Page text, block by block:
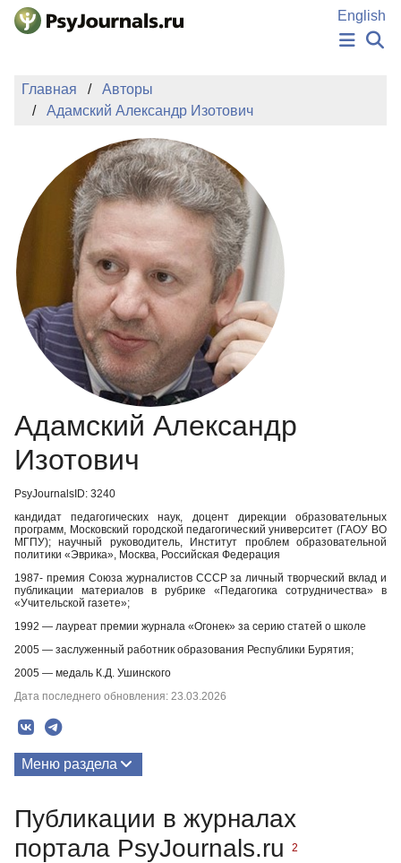
Перейти к основному содержанию
English
ИЗДАНИЯ
АВТОРЫ
ПОДАТЬ РУКОПИСЬ
БАЗА ЗНАНИЙ
КЛЮЧЕВЫЕ СЛОВА
Регистрация
Главная
Авторы
Адамский Александр Изотович
Адамский Александр
Изотович
PsyJournalsID: 3240
кандидат педагогических наук, доцент дирекции образовательных
программ, Московский городской педагогический университет (ГАОУ ВО
МГПУ); научный руководитель, Институт проблем образовательной
политики «Эврика», Москва, Российская Федерация
1987- премия Союза журналистов СССР за личный творческий вклад и
публикации материалов в рубрике «Педагогика сотрудничества» в
«Учительской газете»;
1992 — лауреат премии журнала «Огонек» за серию статей о школе
2005 — заслуженный работник образования Республики Бурятия;
2005 — медаль К.Д. Ушинского
Дата последнего обновления: 23.03.2026
Меню раздела
Медиа-материалы
Публикации в журналах
портала PsyJournals.ru
2